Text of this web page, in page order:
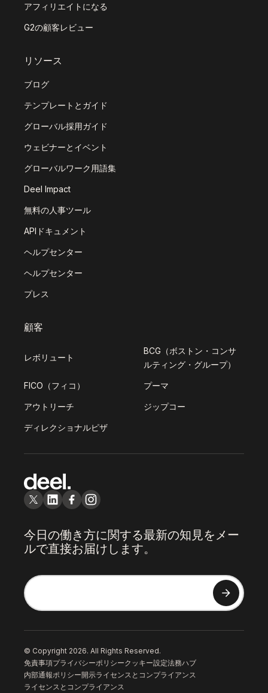
アフィリエイトになる
G2の顧客レビュー
リソース
ブログ
テンプレートとガイド
グローバル採用ガイド
ウェビナーとイベント
グローバルワーク用語集
Deel Impact
無料の人事ツール
APIドキュメント
ヘルプセンター
ヘルプセンター
プレス
顧客
レボリュート
BCG（ボストン・コンサ
ルティング・グループ）
FICO（フィコ） プーマ
アウトリーチ ジップコー
ディレクショナルピザ
今日の働き方に関する最新の知見をメー
ルで直接お届けします。
© Copyright 2026. All Rights Reserved.
免責事項プライバシーポリシークッキー設定法務ハブ
内部通報ポリシー開示ライセンスとコンプライアンス
ライセンスとコンプライアンス